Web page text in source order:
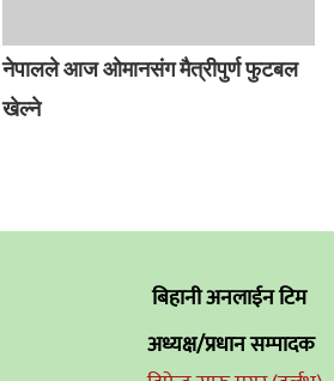
नेपालले आज ओमानसंग मैत्रीपुर्ण फुटबल
खेल्ने
बिहानी अनलाईन टिम
अध्यक्ष/प्रधान सम्पादक